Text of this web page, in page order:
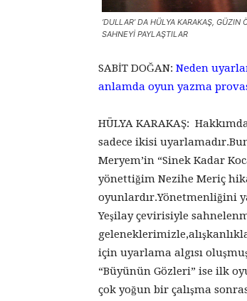
‘DULLAR’ DA HÜLYA KARAKAŞ,
SAHNEYİ PAYLAŞTILAR
SABİT DOĞAN: Neden
anlamda oyun yazma
HÜLYA KARAKAŞ:
sadece ikisi
Meryem’in “Sinek Kadar
yönettiğim Nezihe Meriç
oyunlardır.Yönetmenliğini
Yeşilay çevirisiyle
için uyarlama algısı
“Büyünün Gözleri” ise ilk
çok yoğun bir çalışma